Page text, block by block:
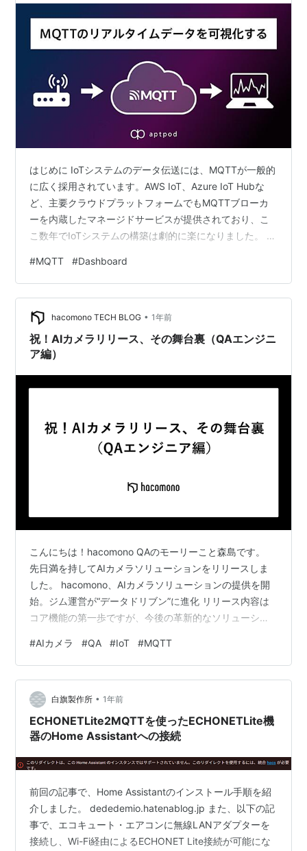
はじめに IoTシステムのデータ伝送には、MQTTが一般的
に広く採用されています。AWS IoT、Azure IoT Hubな
ど、主要クラウドプラットフォームでもMQTTブローカ
ーを内蔵したマネージドサービスが提供されており、こ
こ数年でIoTシステムの構築は劇的に楽になりました。 し
際に活用するための 可視化や分析ツール に関しては、現
在も様々なサービスが登場し発展の途上にあります。
MQTTデータ可視化ツールの現状と課題 代表的なMQTT
データの可視化ツールとして、以下のようなものが挙げ
られます。 MQTT Explorer Node-RE…
#MQTT #Dashboard
hacomono TECH BLOG • 1年前
祝！AIカメラリリース、その舞台裏（QAエンジニ
ア編）
こんにちは！hacomono QAのモーリーこと森島です。
先日満を持してAIカメラソリューションをリリースしま
した。 hacomono、AIカメラソリューションの提供を開
始。ジム運営が“データドリブン”に進化 リリース内容は
コア機能の第一歩ですが、今後の革新的なソリューショ
きる形となり感無量です。 しかし、その道のりは紆余曲
折、プロジェクトメンバーの努力やさまざまな苦労があ
りました。 今回はAIカメラの主機能をご紹介しながら、
どんな工夫を行なってきたのか舞台裏を担当したQAエン
ジニアの目線でお送りしようと思います。 AIカメラ概要
プレスリリ…
#AIカメラ #QA #IoT #MQTT
白旗製作所 • 1年前
ECHONETLite2MQTTを使ったECHONETLite機
器のHome Assistantへの接続
前回の記事で、Home Assistantのインストール手順を紹
介しました。 dededemio.hatenablog.jp また、以下の記
事で、エコキュート・エアコンに無線LANアダプターを
接続し、Wi-Fi経由によるECHONET Lite接続が可能にな